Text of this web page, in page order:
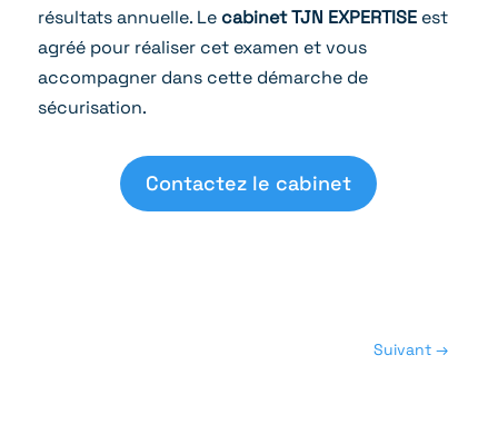
résultats annuelle. Lecabinet TJN EXPERTISEest
agréé pour réaliser cet examen et vous
accompagner dans cette démarche de
sécurisation.
Contactez le cabinet
Suivant →